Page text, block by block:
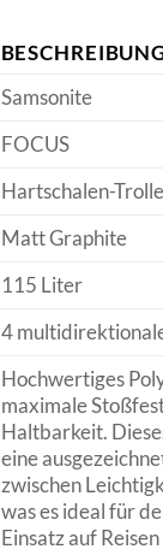
Samsonite
FOCUS
Hartschalen-
Matt Graphite
115 Liter
4
Hochwertiges
maximale
Haltbarkeit.
eine
zwischen
was es ideal für
Einsatz auf